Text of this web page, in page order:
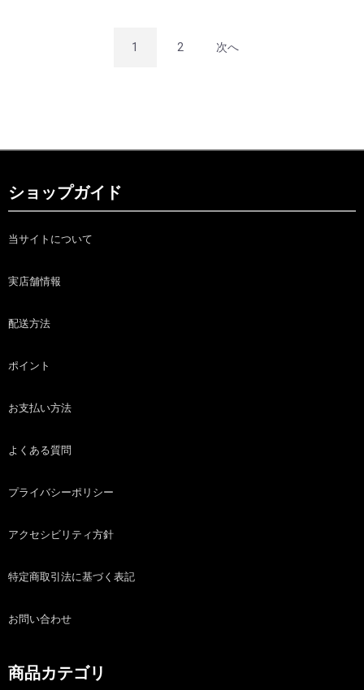
1 2 次へ
ショップガイド
当サイトについて
実店舗情報
配送方法
ポイント
お支払い方法
よくある質問
プライバシーポリシー
アクセシビリティ方針
特定商取引法に基づく表記
お問い合わせ
商品カテゴリ